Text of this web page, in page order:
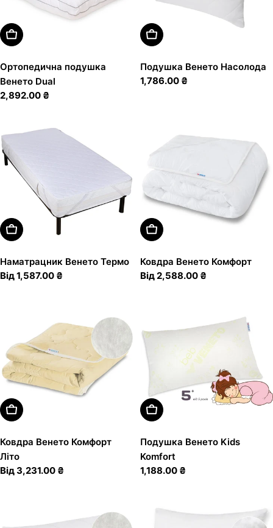
Оберіть Варіанти
Ортопедична подушка
Венето Dual
Звичайна
2,892.00 ₴
Додати В Кошик
Подушка Венето Насолода
Звичайна
1,786.00 ₴
Оберіть Варіанти
Наматрацник Венето Термо
Звичайна
Від 1,587.00 ₴
Оберіть Варіанти
Ковдра Венето Комфорт
Звичайна
Від 2,588.00 ₴
Оберіть Варіанти
Ковдра Венето Комфорт
Літо
Звичайна
Від 3,231.00 ₴
Додати В Кошик
Подушка Венето Kids
Komfort
Звичайна
1,188.00 ₴